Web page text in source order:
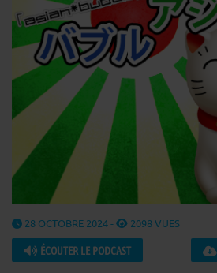
28 OCTOBRE 2024 - 2098 VUES
ÉCOUTER LE PODCAST